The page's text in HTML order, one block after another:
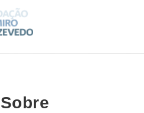
Sobre